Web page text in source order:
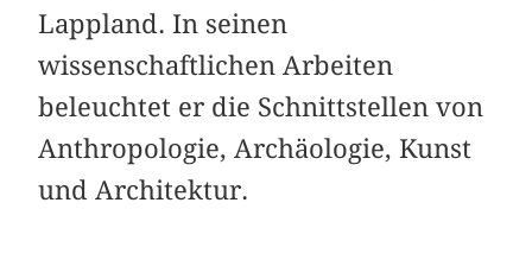
Lappland. In seinen
wissenschaftlichen Arbeiten
beleuchtet er die Schnittstellen von
Anthropologie, Archäologie, Kunst
und Architektur.